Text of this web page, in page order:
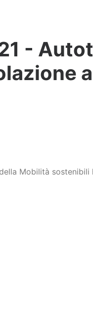
-
Mobilità